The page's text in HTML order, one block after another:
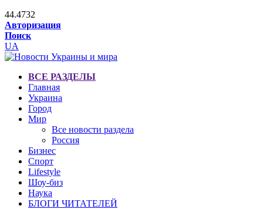
44.4732
Авторизация
Поиск
UA
ВСЕ РАЗДЕЛЫ
Главная
Украина
Город
Мир
Все новости раздела
Россия
Бизнес
Спорт
Lifestyle
Шоу-биз
Наука
БЛОГИ ЧИТАТЕЛЕЙ